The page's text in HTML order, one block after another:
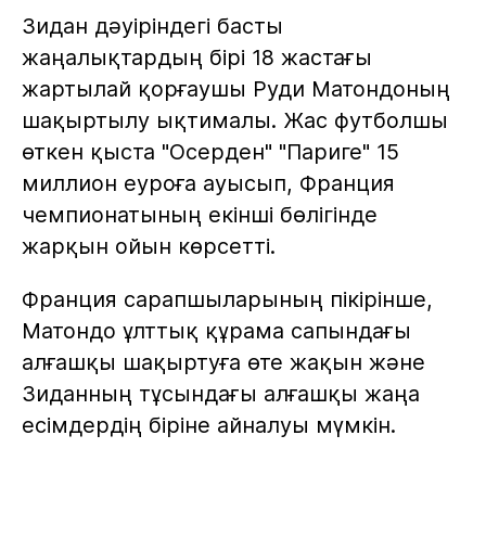
Зидан дәуіріндегі басты
жаңалықтардың бірі 18 жастағы
жартылай қорғаушы Руди Матондоның
шақыртылу ықтималы. Жас футболшы
өткен қыста "Осерден" "Париге" 15
миллион еуроға ауысып, Франция
чемпионатының екінші бөлігінде
жарқын ойын көрсетті.
Франция сарапшыларының пікірінше,
Матондо ұлттық құрама сапындағы
алғашқы шақыртуға өте жақын және
Зиданның тұсындағы алғашқы жаңа
есімдердің біріне айналуы мүмкін.